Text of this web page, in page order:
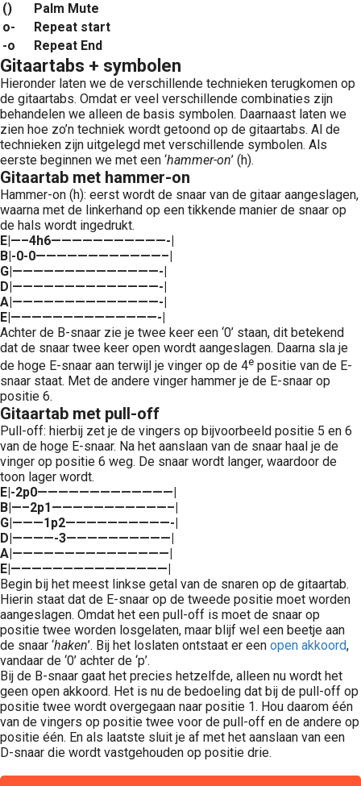
()
Palm Mute
o-
Repeat start
-o
Repeat End
Gitaartabs + symbolen
Hieronder laten we de verschillende technieken terugkomen op
de gitaartabs. Omdat er veel verschillende combinaties zijn
behandelen we alleen de basis symbolen. Daarnaast laten we
zien hoe zo’n techniek wordt getoond op de gitaartabs. Al de
technieken zijn uitgelegd met verschillende symbolen. Als
eerste beginnen we met een ‘hammer-on’ (h).
Gitaartab met hammer-on
Hammer-on (h): eerst wordt de snaar van de gitaar aangeslagen,
waarna met de linkerhand op een tikkende manier de snaar op
de hals wordt ingedrukt.
E|—–4h6———————————-|
B|-0-0————————————–|
G|——————————————-|
D|——————————————-|
A|——————————————-|
E|——————————————-|
Achter de B-snaar zie je twee keer een ‘0’ staan, dit betekend
dat de snaar twee keer open wordt aangeslagen. Daarna sla je
de hoge E-snaar aan terwijl je vinger op de 4e positie van de E-
snaar staat. Met de andere vinger hammer je de E-snaar op
positie 6.
Gitaartab met pull-off
Pull-off: hierbij zet je de vingers op bijvoorbeeld positie 5 en 6
van de hoge E-snaar. Na het aanslaan van de snaar haal je de
vinger op positie 6 weg. De snaar wordt langer, waardoor de
toon lager wordt.
E|-2p0—————————————|
B|—–2p1———————————–|
G|———1p2——————————-|
D|————-3——————————|
A|———————————————|
E|———————————————|
Begin bij het meest linkse getal van de snaren op de gitaartab.
Hierin staat dat de E-snaar op de tweede positie moet worden
aangeslagen. Omdat het een pull-off is moet de snaar op
positie twee worden losgelaten, maar blijf wel een beetje aan
de snaar ‘haken’. Bij het loslaten ontstaat er een open akkoord,
vandaar de ‘0’ achter de ‘p’.
Bij de B-snaar gaat het precies hetzelfde, alleen nu wordt het
geen open akkoord. Het is nu de bedoeling dat bij de pull-off op
positie twee wordt overgegaan naar positie 1. Hou daarom één
van de vingers op positie twee voor de pull-off en de andere op
positie één. En als laatste sluit je af met het aanslaan van een
D-snaar die wordt vastgehouden op positie drie.